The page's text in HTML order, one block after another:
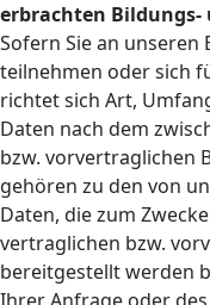
erbrachten
Sofern Sie an
teilnehmen oder sich
richtet sich Art,
Daten nach dem
bzw. vorvertraglichen
gehören zu den von
Daten, die zum
vertraglichen bzw.
bereitgestellt werden